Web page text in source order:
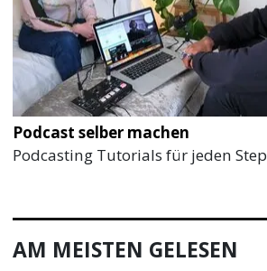
Podcast selber machen
Podcasting Tutorials für jeden Step
AM MEISTEN GELESEN